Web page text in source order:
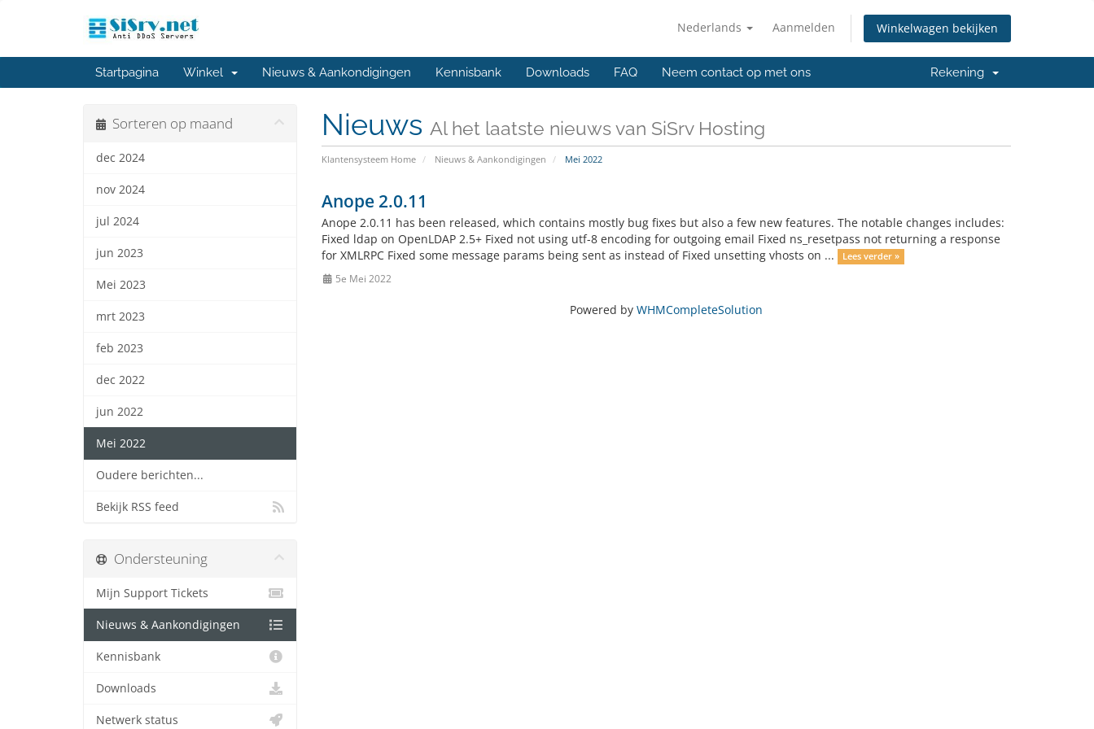
Nederlands Aanmelden Winkelwagen bekijken
Startpagina Winkel Nieuws & Aankondigingen Kennisbank Downloads FAQ Neem contact op met ons Rekening
Nieuws Al het laatste nieuws van SiSrv Hosting
Klantensysteem Home Nieuws & Aankondigingen Mei 2022
Sorteren op maand
dec 2024
nov 2024
jul 2024
jun 2023
Mei 2023
mrt 2023
feb 2023
dec 2022
jun 2022
Mei 2022
Oudere berichten...
Bekijk RSS feed
Anope 2.0.11
Anope 2.0.11 has been released, which contains mostly bug fixes but also a few new features. The notable changes includes:
Fixed ldap on OpenLDAP 2.5+ Fixed not using utf-8 encoding for outgoing email Fixed ns_resetpass not returning a response
for XMLRPC Fixed some message params being sent as instead of Fixed unsetting vhosts on ...
Lees verder »
5e Mei 2022
Powered by WHMCompleteSolution
Ondersteuning
Mijn Support Tickets
Nieuws & Aankondigingen
Kennisbank
Downloads
Netwerk status